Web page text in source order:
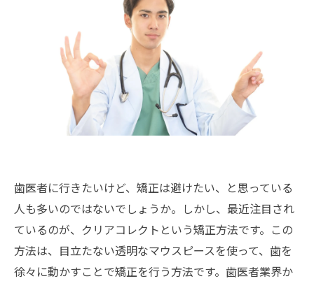
歯医者に行きたいけど、矯正は避けたい、と思っている
人も多いのではないでしょうか。しかし、最近注目され
ているのが、クリアコレクトという矯正方法です。この
方法は、目立たない透明なマウスピースを使って、歯を
徐々に動かすことで矯正を行う方法です。歯医者業界か